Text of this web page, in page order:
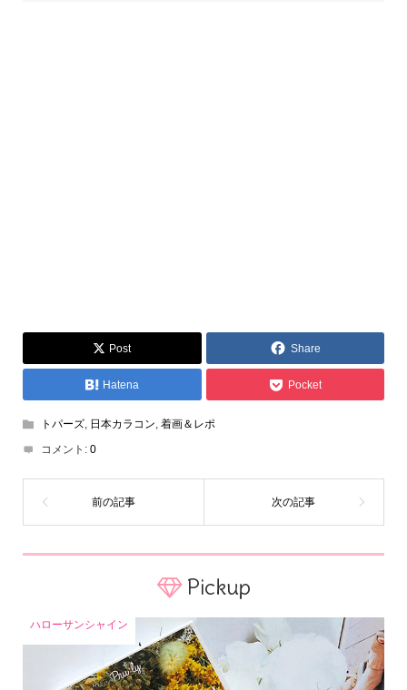
Post Share
Hatena Pocket
トパーズ, 日本カラコン 着画＆レポ
コメント: 0
Pickup
ハローサンシャイン